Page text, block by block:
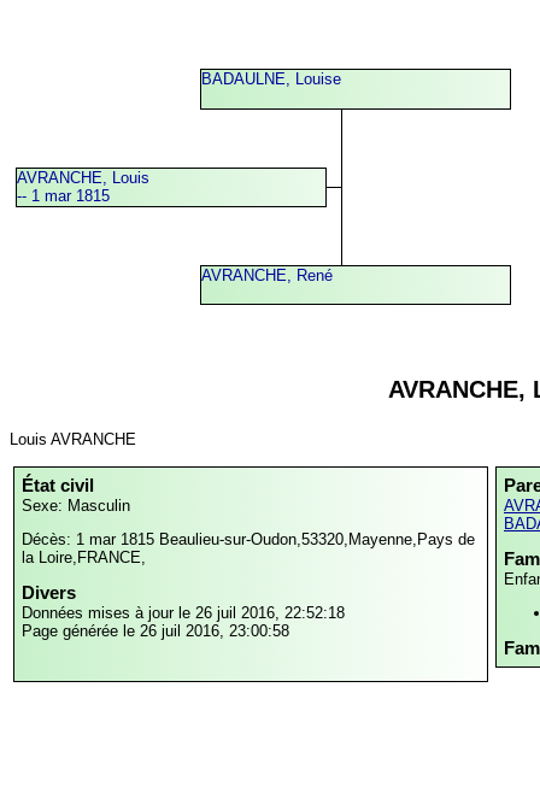
AVRANCHE, Louis
-- 1 mar 1815
BADAULNE, Louise
AVRANCHE, René
AVRANCHE,
Louis AVRANCHE
État civil
Sexe: Masculin
Décès: 1 mar 1815 Beaulieu-sur-Oudon,53320,Mayenne,Pays de
la Loire,FRANCE,
Divers
Données mises à jour le 26 juil 2016, 22:52:18
Page générée le 26 juil 2016, 23:00:58